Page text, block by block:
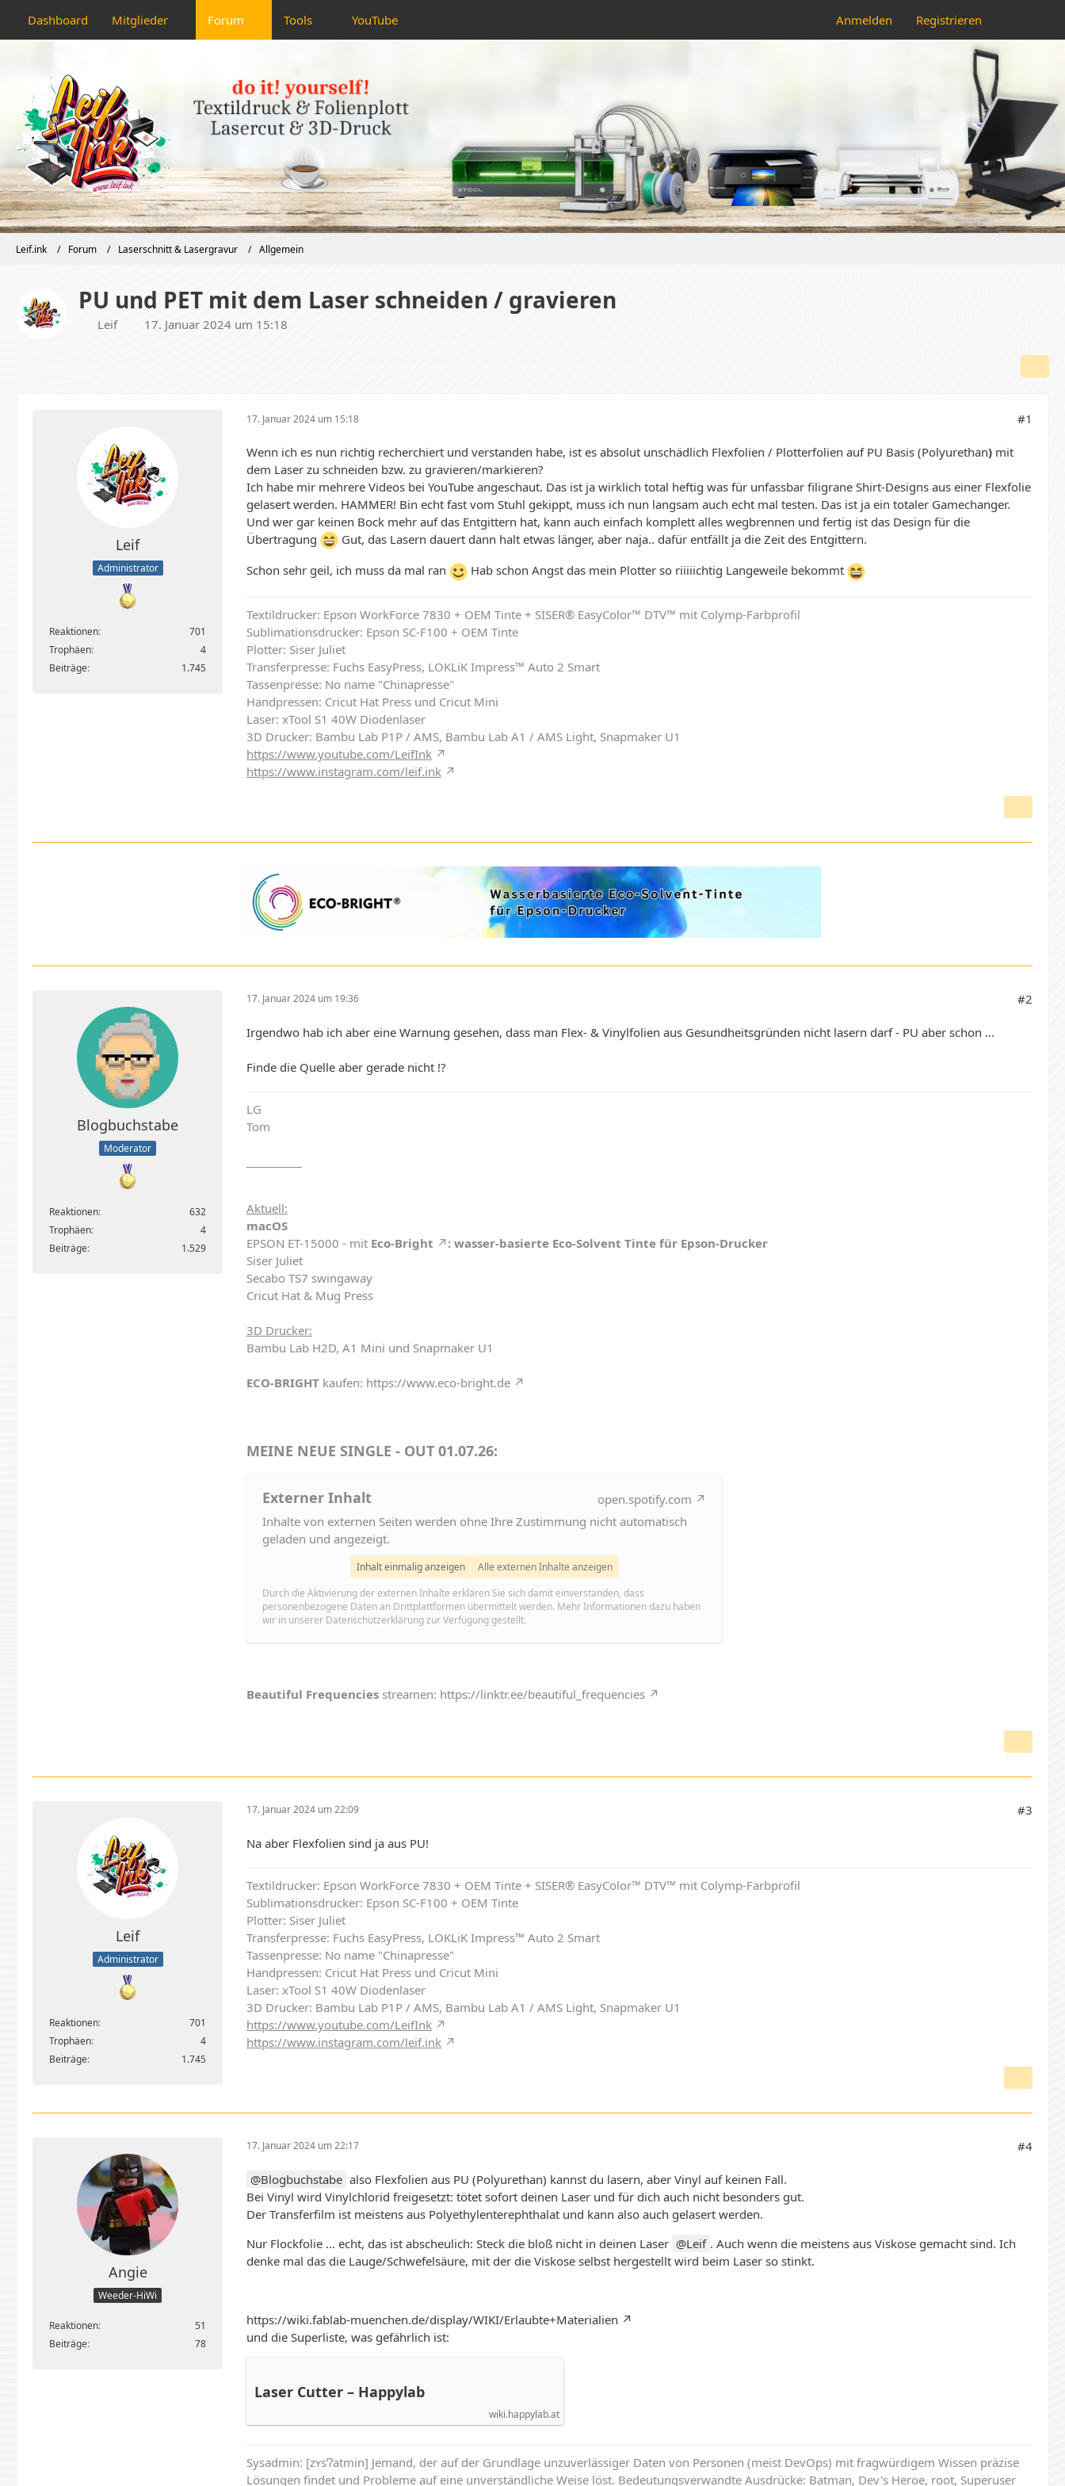
Dashboard Mitglieder Forum Tools YouTube Anmelden Registrieren
Leif.ink Forum Laserschnitt & Lasergravur Allgemein
PU und PET mit dem Laser schneiden / gravieren
Leif 17. Januar 2024 um 15:18
Leif
Administrator
Reaktionen
701
Trophäen
4
Beiträge
1.745
17. Januar 2024 um 15:18 #1
Wenn ich es nun richtig recherchiert und verstanden habe, ist es absolut unschädlich Flexfolien / Plotterfolien auf PU Basis (Polyurethan) mit
dem Laser zu schneiden bzw. zu gravieren/markieren?
Ich habe mir mehrere Videos bei YouTube angeschaut. Das ist ja wirklich total heftig was für unfassbar filigrane Shirt-Designs aus einer Flexfolie
gelasert werden. HAMMER! Bin echt fast vom Stuhl gekippt, muss ich nun langsam auch echt mal testen. Das ist ja ein totaler Gamechanger.
Und wer gar keinen Bock mehr auf das Entgittern hat, kann auch einfach komplett alles wegbrennen und fertig ist das Design für die
Übertragung
Gut, das Lasern dauert dann halt etwas länger, aber naja.. dafür entfällt ja die Zeit des Entgittern.
Schon sehr geil, ich muss da mal ran
Hab schon Angst das mein Plotter so riiiiichtig Langeweile bekommt
Textildrucker: Epson WorkForce 7830 + OEM Tinte + SISER® EasyColor™ DTV™ mit Colymp-Farbprofil
Sublimationsdrucker: Epson SC-F100 + OEM Tinte
Plotter: Siser Juliet
Transferpresse: Fuchs EasyPress, LOKLiK Impress™ Auto 2 Smart
Tassenpresse: No name "Chinapresse"
Handpressen: Cricut Hat Press und Cricut Mini
Laser: xTool S1 40W Diodenlaser
3D Drucker: Bambu Lab P1P / AMS, Bambu Lab A1 / AMS Light, Snapmaker U1
https://www.youtube.com/LeifInk
https://www.instagram.com/leif.ink
Blogbuchstabe
Moderator
Reaktionen
632
Trophäen
4
Beiträge
1.529
17. Januar 2024 um 19:36 #2
Irgendwo hab ich aber eine Warnung gesehen, dass man Flex- & Vinylfolien aus Gesundheitsgründen nicht lasern darf - PU aber schon ...
Finde die Quelle aber gerade nicht !?
LG
Tom
Aktuell:
macOS
EPSON ET-15000 - mit Eco-Bright
: wasser-basierte Eco-Solvent Tinte für Epson-Drucker
Siser Juliet
Secabo TS7 swingaway
Cricut Hat & Mug Press
3D Drucker:
Bambu Lab H2D, A1 Mini und Snapmaker U1
ECO-BRIGHT kaufen: https://www.eco-bright.de
MEINE NEUE SINGLE - OUT 01.07.26:
Externer Inhalt
open.spotify.com
Inhalte von externen Seiten werden ohne Ihre Zustimmung nicht automatisch
geladen und angezeigt.
Inhalt einmalig anzeigen
Alle externen Inhalte anzeigen
Durch die Aktivierung der externen Inhalte erklären Sie sich damit einverstanden, dass
personenbezogene Daten an Drittplattformen übermittelt werden. Mehr Informationen dazu haben
wir in unserer Datenschutzerklärung zur Verfügung gestellt.
Beautiful Frequencies streamen: https://linktr.ee/beautiful_frequencies
Leif
Administrator
Reaktionen
701
Trophäen
4
Beiträge
1.745
17. Januar 2024 um 22:09 #3
Na aber Flexfolien sind ja aus PU!
Textildrucker: Epson WorkForce 7830 + OEM Tinte + SISER® EasyColor™ DTV™ mit Colymp-Farbprofil
Sublimationsdrucker: Epson SC-F100 + OEM Tinte
Plotter: Siser Juliet
Transferpresse: Fuchs EasyPress, LOKLiK Impress™ Auto 2 Smart
Tassenpresse: No name "Chinapresse"
Handpressen: Cricut Hat Press und Cricut Mini
Laser: xTool S1 40W Diodenlaser
3D Drucker: Bambu Lab P1P / AMS, Bambu Lab A1 / AMS Light, Snapmaker U1
https://www.youtube.com/LeifInk
https://www.instagram.com/leif.ink
Angie
Weeder-HiWi
Reaktionen
51
Beiträge
78
17. Januar 2024 um 22:17 #4
Blogbuchstabe also Flexfolien aus PU (Polyurethan) kannst du lasern, aber Vinyl auf keinen Fall.
Bei Vinyl wird Vinylchlorid freigesetzt: tötet sofort deinen Laser und für dich auch nicht besonders gut.
Der Transferfilm ist meistens aus Polyethylenterephthalat und kann also auch gelasert werden.
Nur Flockfolie … echt, das ist abscheulich: Steck die bloß nicht in deinen Laser
Leif . Auch wenn die meistens aus Viskose gemacht sind. Ich
denke mal das die Lauge/Schwefelsäure, mit der die Viskose selbst hergestellt wird beim Laser so stinkt.
https://wiki.fablab-muenchen.de/display/WIKI/Erlaubte+Materialien
und die Superliste, was gefährlich ist:
Laser Cutter – Happylab
wiki.happylab.at
Sysadmin: [zʏsˈʔatmin] Jemand, der auf der Grundlage unzuverlässiger Daten von Personen (meist DevOps) mit fragwürdigem Wissen präzise
Lösungen findet und Probleme auf eine unverständliche Weise löst. Bedeutungsverwandte Ausdrücke: Batman, Dev's Heroe, root, Superuser